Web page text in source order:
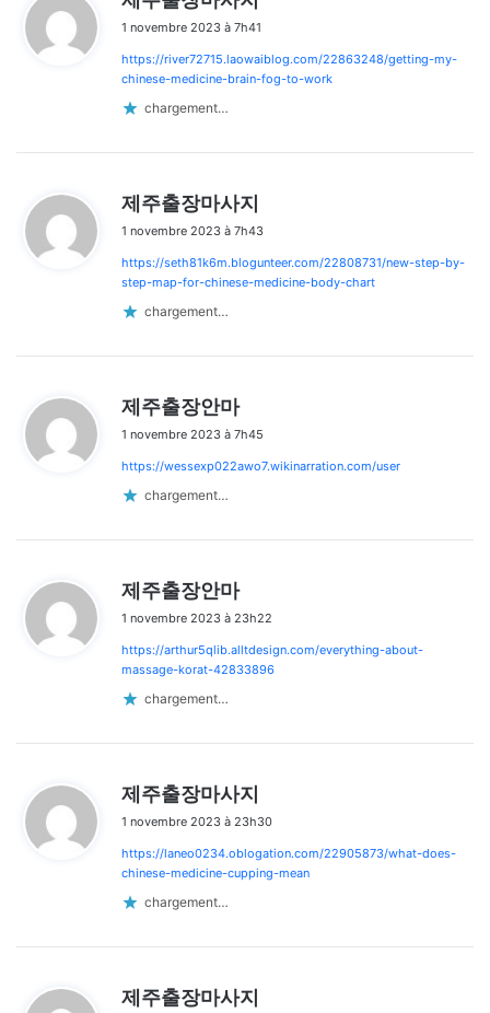
t
:
1 novembre 2023 à 7h41
https://river72715.laowaiblog.com/22863248/getting-my-
chinese-medicine-brain-fog-to-work
chargement…
제주출장마사지
t
:
1 novembre 2023 à 7h43
https://seth81k6m.blogunteer.com/22808731/new-step-by-
step-map-for-chinese-medicine-body-chart
chargement…
제주출장안마
t
1 novembre 2023 à 7h45
https://wessexp022awo7.wikinarration.com/user
chargement…
제주출장안마
t
:
1 novembre 2023 à 23h22
https://arthur5qlib.alltdesign.com/everything-about-
massage-korat-42833896
chargement…
제주출장마사지
t
:
1 novembre 2023 à 23h30
https://laneo0234.oblogation.com/22905873/what-does-
chinese-medicine-cupping-mean
chargement…
제주출장마사지